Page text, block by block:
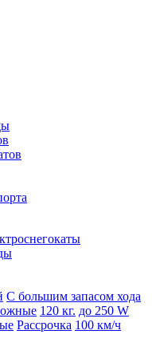
С большим запасом хода
120 кг. до 250 W
Рассрочка 100 км/ч